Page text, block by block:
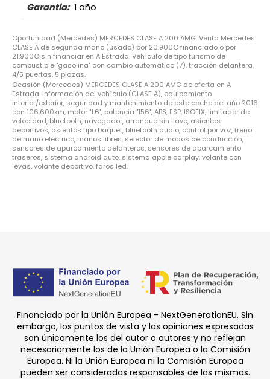
Garantia: 1 año
Oportunidad (Mercedes) MERCEDES CLASE A 200 AMG. Venta Mercedes
CLASE A de segunda mano (usado) por 20.900€ financiado o por
21.900€ sin financiar en A Estrada. Vehículo de tipo turismo de
combustible "gasolina" con cambio automático (7), tracción delantera,
4/5 puertas, 5 plazas.
Ocasión (Mercedes) MERCEDES CLASE A 200 AMG de oferta en A
Estrada. Información del vehículo (CLASE A), equipamiento
interior/exterior, seguridad y mantenimiento de este coche del año 2016
con 106.600km, motor "1.6", potencia "156", ABS, ESP, ISOFIX, limitador de
velocidad, bluetooth, navegador, arranque sin llave, asientos
deportivos, asientos tipo baquet, bluetooth audio, control por voz, freno
de mano eléctrico, manos libres, selector de modos de conducción,
sensores de aparcamiento delanteros, sensores de aparcamiento
traseros, sistema android auto, sistema apple carplay, volante con
levas, volante deportivo, faros led.
Financiado por la Unión Europea - NextGenerationEU. Sin
embargo, los puntos de vista y las opiniones expresadas
son únicamente los del autor o autores y no reflejan
necesariamente los de la Unión Europea o la Comisión
Europea. Ni la Unión Europea ni la Comisión Europea
pueden ser consideradas responsables de las mismas.